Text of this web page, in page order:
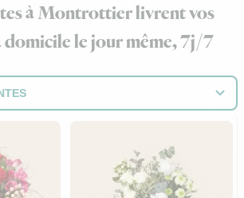
à Montrottier livrent vos
domicile le jour même, 7j/7